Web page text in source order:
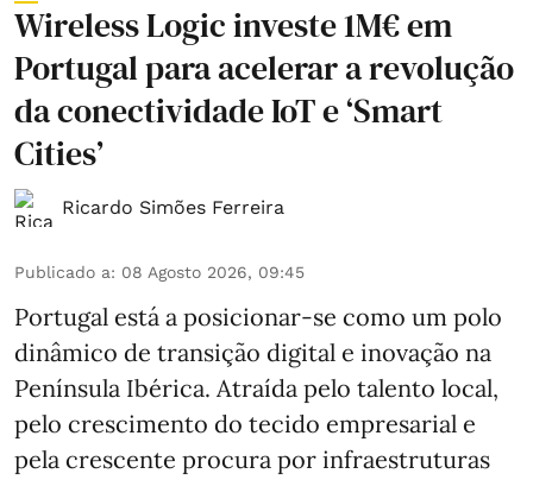
Wireless Logic investe 1M€ em
Portugal para acelerar a revolução
da conectividade IoT e ‘Smart
Cities’
Ricardo Simões Ferreira
Publicado a: 08 Agosto 2026, 09:45
Portugal está a posicionar-se como um polo
dinâmico de transição digital e inovação na
Península Ibérica. Atraída pelo talento local,
pelo crescimento do tecido empresarial e
pela crescente procura por infraestruturas